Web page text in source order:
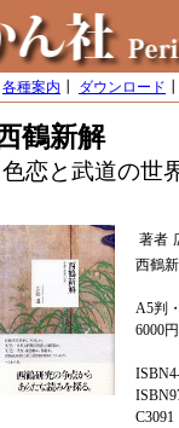
各種案内 ダウンロード
鶴新解
色恋と武道の世
著者
西鶴
A5判
6000
C3091